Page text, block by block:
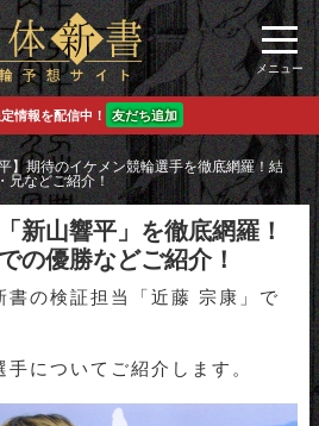
情報を配信中！ 友だち追加
】期待のイケメン競輪選手を徹底網羅！結
兄などご紹介！
新山響平」を徹底網羅！
の優勝などご紹介！
書の検証担当「近藤 宗康」で
手についてご紹介します。